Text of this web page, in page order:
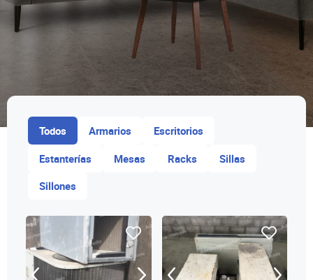
Todos Armarios
Escritorios
Estanterías
Mesas Racks
Sillas
Sillones